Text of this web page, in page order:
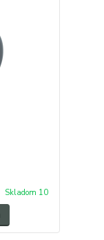
Skladom 10